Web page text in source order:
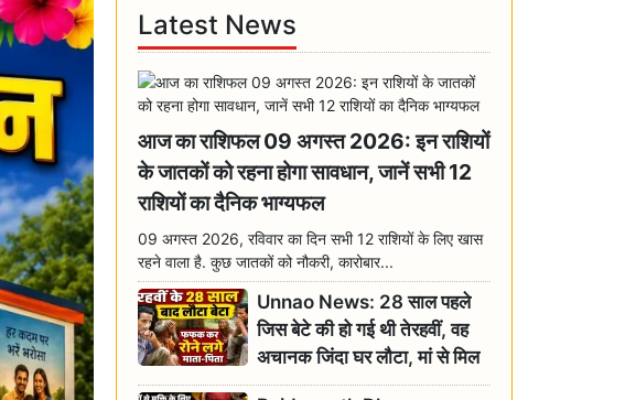
Latest News
आज का राशिफल 09 अगस्त 2026: इन राशियों
के जातकों को रहना होगा सावधान, जानें सभी 12
राशियों का दैनिक भाग्यफल
09 अगस्त 2026, रविवार का दिन सभी 12 राशियों के लिए खास
रहने वाला है. कुछ जातकों को नौकरी, कारोबार...
Unnao News: 28 साल पहले
जिस बेटे की हो गई थी तेरहवीं, वह
अचानक जिंदा घर लौटा, मां से मिल
छलक पड़े आंसू